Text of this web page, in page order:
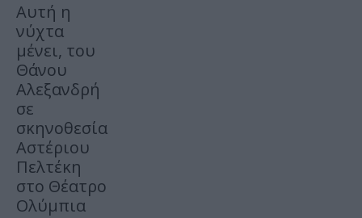
Αυτή η
νύχτα
μένει, του
Θάνου
Αλεξανδρή
σε
σκηνοθεσία
Αστέριου
Πελτέκη
στο Θέατρο
Ολύμπια